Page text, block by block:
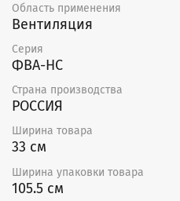
Область применения
Вентиляция
Серия
ФВА-НС
Страна производства
РОССИЯ
Ширина товара
33 см
Ширина упаковки товара
105.5 см